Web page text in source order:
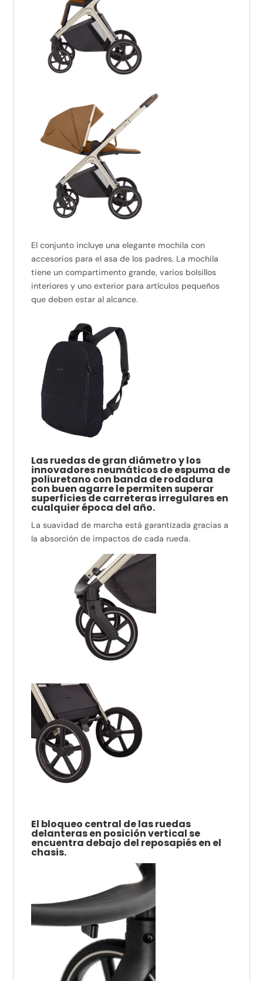
El conjunto incluye una elegante mochila con
accesorios para el asa de los padres. La mochila
tiene un compartimento grande, varios bolsillos
interiores y uno exterior para artículos pequeños
que deben estar al alcance.
Las ruedas de gran diámetro y los
innovadores neumáticos de espuma de
poliuretano con banda de rodadura
con buen agarre le permiten superar
superficies de carreteras irregulares en
cualquier época del año.
La suavidad de marcha está garantizada gracias a
la absorción de impactos de cada rueda.
El bloqueo central de las ruedas
delanteras en posición vertical se
encuentra debajo del reposapiés en el
chasis.